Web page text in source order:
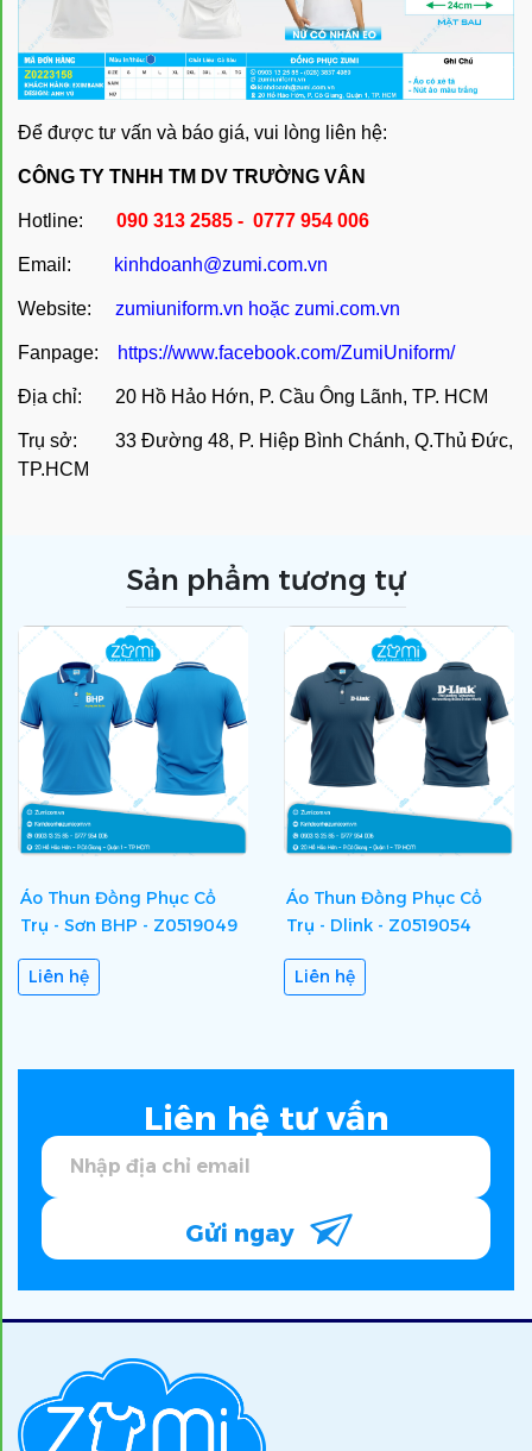
Để được tư vấn và báo giá, vui lòng liên hệ:
CÔNG TY TNHH TM DV TRƯỜNG VÂN
Hotline: 090 313 2585 - 0777 954 006
Email: kinhdoanh@zumi.com.vn
Website: zumiuniform.vn hoặc zumi.com.vn
Fanpage: https://www.facebook.com/ZumiUniform/
Địa chỉ: 20 Hồ Hảo Hớn, P. Cầu Ông Lãnh, TP. HCM
Trụ sở: 33 Đường 48, P. Hiệp Bình Chánh, Q.Thủ Đức,
TP.HCM
Sản phẩm tương tự
Áo Thun Đồng Phục Cổ
Trụ - Sơn BHP - Z0519049
Liên hệ
Áo Thun Đồng Phục Cổ
Trụ - Dlink - Z0519054
Liên hệ
Liên hệ tư vấn
Gửi ngay